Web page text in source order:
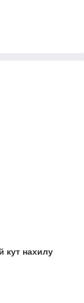
кут нахилу